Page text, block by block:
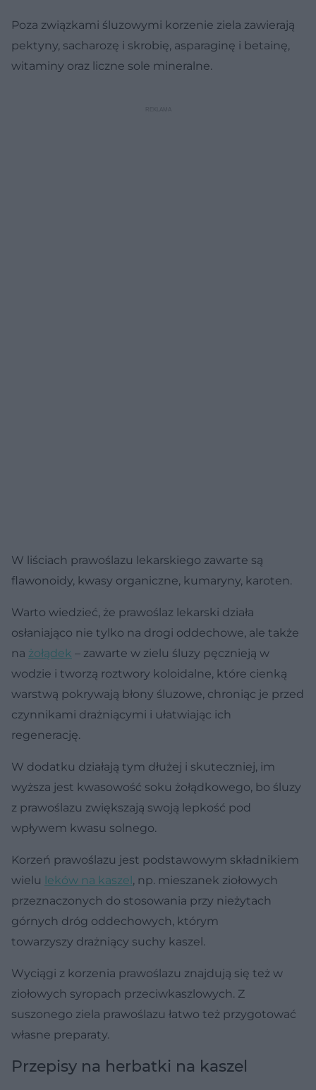
Poza związkami śluzowymi korzenie ziela zawierają
pektyny, sacharozę i skrobię, asparaginę i betainę,
witaminy oraz liczne sole mineralne.
W liściach prawoślazu lekarskiego zawarte są
flawonoidy, kwasy organiczne, kumaryny, karoten.
Warto wiedzieć, że prawoślaz lekarski działa
osłaniająco nie tylko na drogi oddechowe, ale także
na żołądek – zawarte w zielu śluzy pęcznieją w
wodzie i tworzą roztwory koloidalne, które cienką
warstwą pokrywają błony śluzowe, chroniąc je przed
czynnikami drażniącymi i ułatwiając ich
regenerację.
W dodatku działają tym dłużej i skuteczniej, im
wyższa jest kwasowość soku żołądkowego, bo śluzy
z prawoślazu zwiększają swoją lepkość pod
wpływem kwasu solnego.
Korzeń prawoślazu jest podstawowym składnikiem
wielu leków na kaszel, np. mieszanek ziołowych
przeznaczonych do stosowania przy nieżytach
górnych dróg oddechowych, którym
towarzyszy drażniący suchy kaszel.
Wyciągi z korzenia prawoślazu znajdują się też w
ziołowych syropach przeciwkaszlowych. Z
suszonego ziela prawoślazu łatwo też przygotować
własne preparaty.
Przepisy na herbatki na kaszel